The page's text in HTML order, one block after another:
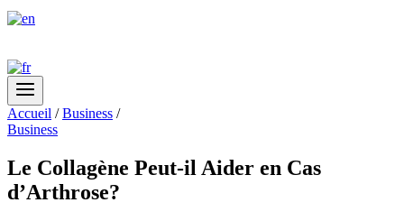
Accueil / Business /
Business
Le Collagène Peut-il Aider en Cas
d’Arthrose?